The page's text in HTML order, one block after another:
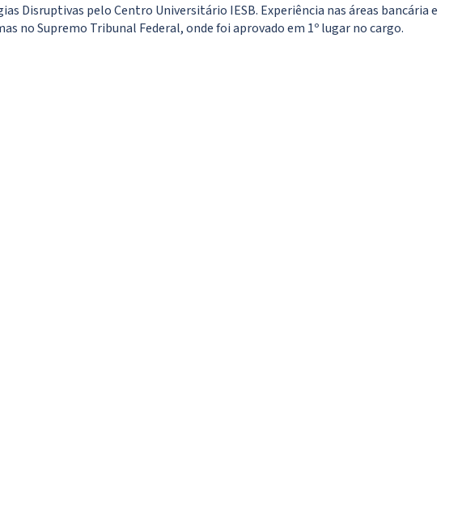
Disruptivas pelo Centro Universitário IESB. Experiência nas áreas bancária e
no Supremo Tribunal Federal, onde foi aprovado em 1º lugar no cargo.